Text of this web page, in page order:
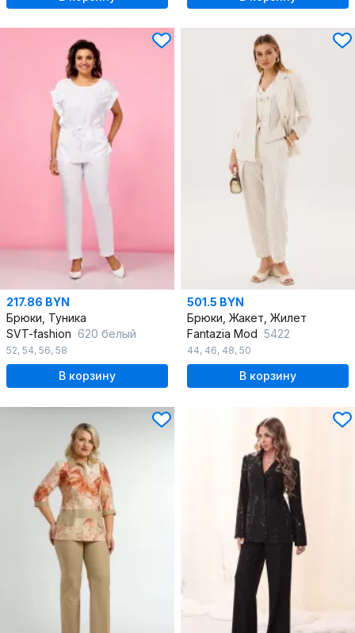
217.86 BYN
Брюки, Туника
SVT-fashion 620 белый
52, 54, 56, 58
В корзину
501.5 BYN
Брюки, Жакет, Жилет
Fantazia Mod 5422
44, 46, 48, 50
В корзину